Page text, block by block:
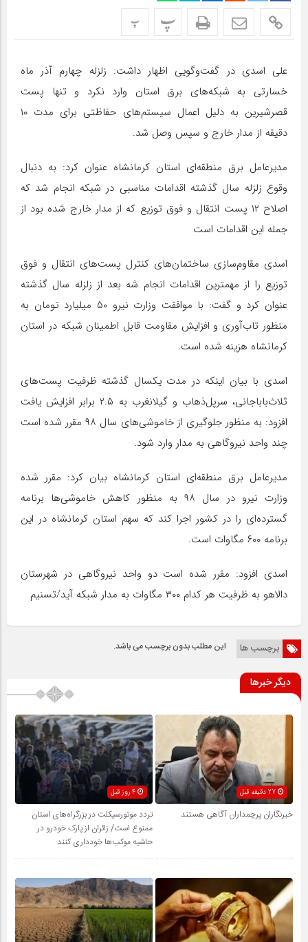
پ پ
علی اسدی در گفت‌و‌گویی اظهار داشت: زلزله چهارم آذر ماه
خسارتی به شبکه‌های برق استان وارد نکرد و تنها پست
قصرشیرین به دلیل اعمال سیستم‌های حفاظتی برای مدت ۱۰
دقیقه از مدار خارج و سپس وصل شد.
مدیرعامل برق منطقه‌ای استان کرمانشاه عنوان کرد: به دنبال
وقوع زلزله سال گذشته اقدامات مناسبی در شبکه انجام شد که
اصلاح ۱۲ پست انتقال و فوق توزیع که از مدار خارج شده بود از
جمله این اقدامات است
اسدی مقاوم‌سازی ساختمان‌های کنترل پست‌های انتقال و فوق
توزیع را از مهمترین اقدامات انجام شه بعد از زلزله سال گذشته
عنوان کرد و گفت: با موافقت وزارت نیرو ۵۰ میلیارد تومان به
منظور تاب‌آوری و افزایش مقاومت قابل اطمینان شبکه در استان
کرمانشاه هزینه شده است.
اسدی با بیان اینکه در مدت یکسال گذشته ظرفیت پست‌های
ثلاث‌باباجانی، سرپل‌ذهاب و گیلانغرب به ۲.۵ برابر افزایش یافت
افزود: به منظور جلوگیری از خاموشی‌های سال ۹۸ مقرر شده است
چند واحد نیروگاهی به مدار وارد شود.
مدیرعامل برق منطقه‌ای استان کرمانشاه بیان کرد: مقرر شده
وزارت نیرو در سال ۹۸ به منظور کاهش خاموشی‌ها برنامه
گسترده‌ای را در کشور اجرا کند که سهم استان کرمانشاه در این
برنامه ۶۰۰ مگاوات است.
اسدی افزود: مقرر شده است دو واحد نیروگاهی در شهرستان
دالاهو به ظرفیت هر کدام ۳۰۰ مگاوات به مدار شبکه آید/تسنیم
برچسب ها این مطلب بدون برچسب می باشد.
دیگر خبرها
27 دقیقه قبل
خبرنگاران پرچمداران آگاهی هستند
تردد موتورسیکلت در بزرگراه‌های استان
ممنوع است/ زائران از پارک خودرو در
حاشیه موکب‌ها خودداری کنند